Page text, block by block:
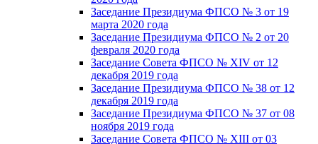
Заседание Президиума ФПСО № 3 от 19
марта 2020 года
Заседание Президиума ФПСО № 2 от 20
февраля 2020 года
Заседание Совета ФПСО № XIV от 12
декабря 2019 года
Заседание Президиума ФПСО № 38 от 12
декабря 2019 года
Заседание Президиума ФПСО № 37 от 08
ноября 2019 года
Заседание Совета ФПСО № XIII от 03